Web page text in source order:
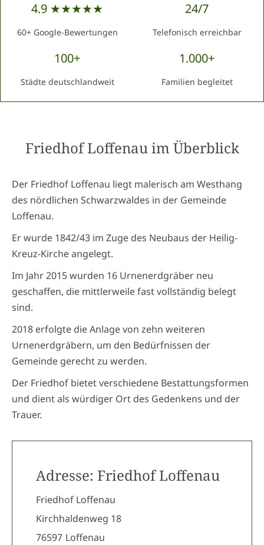
4.9 ★★★★★
60+ Google-Bewertungen
24/7
Telefonisch erreichbar
100+
Städte deutschlandweit
1.000+
Familien begleitet
Friedhof Loffenauim Überblick
Der Friedhof Loffenau liegt malerisch am Westhang
des nördlichen Schwarzwaldes in der Gemeinde
Loffenau.
Er wurde 1842/43 im Zuge des Neubaus der Heilig-
Kreuz-Kirche angelegt.
Im Jahr 2015 wurden 16 Urnenerdgräber neu
geschaffen, die mittlerweile fast vollständig belegt
sind.
2018 erfolgte die Anlage von zehn weiteren
Urnenerdgräbern, um den Bedürfnissen der
Gemeinde gerecht zu werden.
Der Friedhof bietet verschiedene Bestattungsformen
und dient als würdiger Ort des Gedenkens und der
Trauer.
Adresse: Friedhof Loffenau
Friedhof Loffenau
Kirchhaldenweg 18
76597 Loffenau